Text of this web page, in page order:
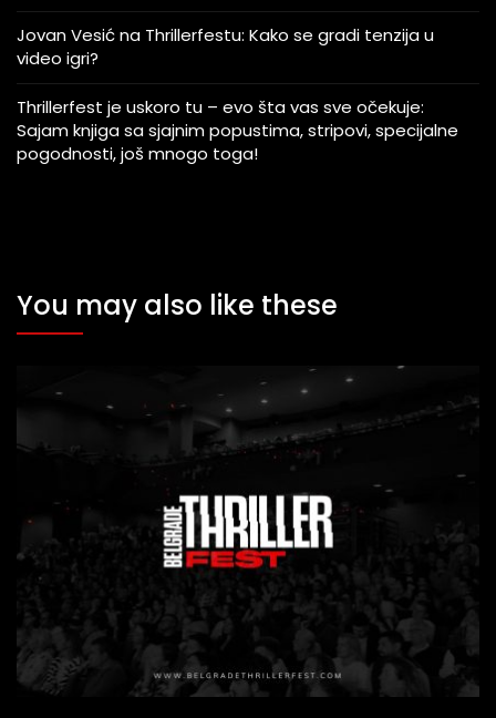
Jovan Vesić na Thrillerfestu: Kako se gradi tenzija u
video igri?
Thrillerfest je uskoro tu – evo šta vas sve očekuje:
Sajam knjiga sa sjajnim popustima, stripovi, specijalne
pogodnosti, još mnogo toga!
You may also like these